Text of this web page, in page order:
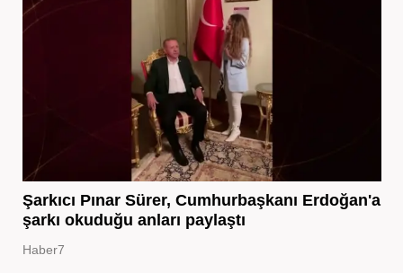
Şarkıcı Pınar Sürer, Cumhurbaşkanı Erdoğan'a
şarkı okuduğu anları paylaştı
Haber7